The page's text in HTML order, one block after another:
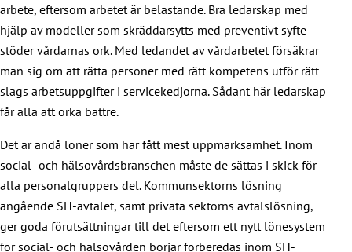
arbete, eftersom arbetet är belastande. Bra ledarskap med
hjälp av modeller som skräddarsytts med preventivt syfte
stöder vårdarnas ork. Med ledandet av vårdarbetet försäkrar
man sig om att rätta personer med rätt kompetens utför rätt
slags arbetsuppgifter i servicekedjorna. Sådant här ledarskap
får alla att orka bättre.
Det är ändå löner som har fått mest uppmärksamhet. Inom
social- och hälsovårdsbranschen måste de sättas i skick för
alla personalgruppers del. Kommunsektorns lösning
angående SH-avtalet, samt privata sektorns avtalslösning,
ger goda förutsättningar till det eftersom ett nytt lönesystem
för social- och hälsovården börjar förberedas inom SH-